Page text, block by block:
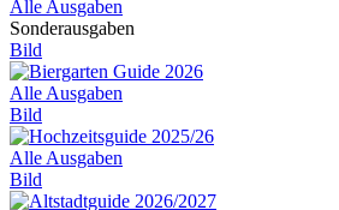
Alle Ausgaben
Sonderausgaben
Bild
Alle Ausgaben
Bild
Alle Ausgaben
Bild